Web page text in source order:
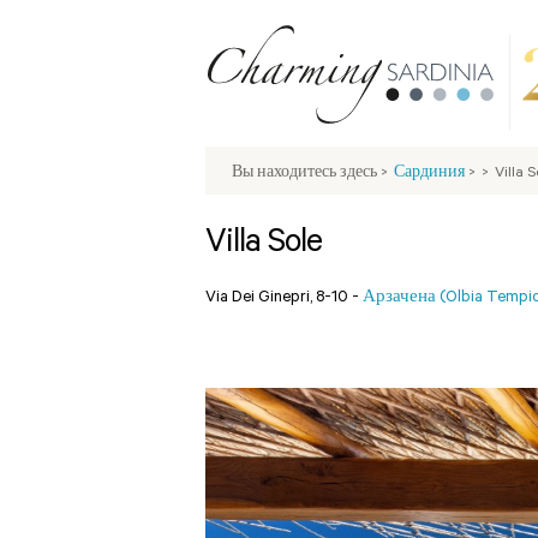
Вы находитесь здесь > Сардиния > > Villa
Villa Sole
Via Dei Ginepri, 8-10 - Арзачена (Olbia